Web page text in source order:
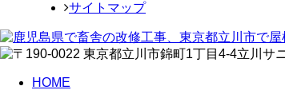
サイトマップ
HOME